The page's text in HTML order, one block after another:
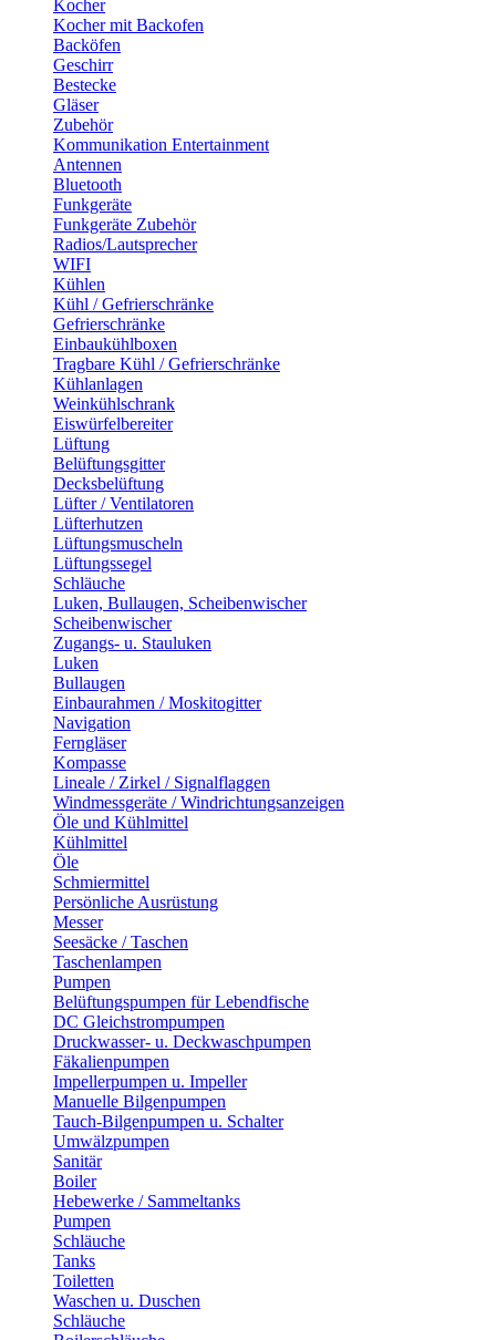
Kocher
Kocher mit Backofen
Backöfen
Geschirr
Bestecke
Gläser
Zubehör
Kommunikation Entertainment
Antennen
Bluetooth
Funkgeräte
Funkgeräte Zubehör
Radios/Lautsprecher
WIFI
Kühlen
Kühl / Gefrierschränke
Gefrierschränke
Einbaukühlboxen
Tragbare Kühl / Gefrierschränke
Kühlanlagen
Weinkühlschrank
Eiswürfelbereiter
Lüftung
Belüftungsgitter
Decksbelüftung
Lüfter / Ventilatoren
Lüfterhutzen
Lüftungsmuscheln
Lüftungssegel
Schläuche
Luken, Bullaugen, Scheibenwischer
Scheibenwischer
Zugangs- u. Stauluken
Luken
Bullaugen
Einbaurahmen / Moskitogitter
Navigation
Ferngläser
Kompasse
Lineale / Zirkel / Signalflaggen
Windmessgeräte / Windrichtungsanzeigen
Öle und Kühlmittel
Kühlmittel
Öle
Schmiermittel
Persönliche Ausrüstung
Messer
Seesäcke / Taschen
Taschenlampen
Pumpen
Belüftungspumpen für Lebendfische
DC Gleichstrompumpen
Druckwasser- u. Deckwaschpumpen
Fäkalienpumpen
Impellerpumpen u. Impeller
Manuelle Bilgenpumpen
Tauch-Bilgenpumpen u. Schalter
Umwälzpumpen
Sanitär
Boiler
Hebewerke / Sammeltanks
Pumpen
Schläuche
Tanks
Toiletten
Waschen u. Duschen
Schläuche